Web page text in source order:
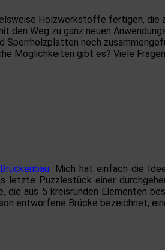
Holzwerkstoffe fertigen, die
den Weg zu ganz neuen
noch
Möglichkeiten gibt es? Viele
. Mich hat einfach die
letzte Puzzlestück einer
aus 5 kreisrunden Elementen
entworfene Brücke bezeichnet,